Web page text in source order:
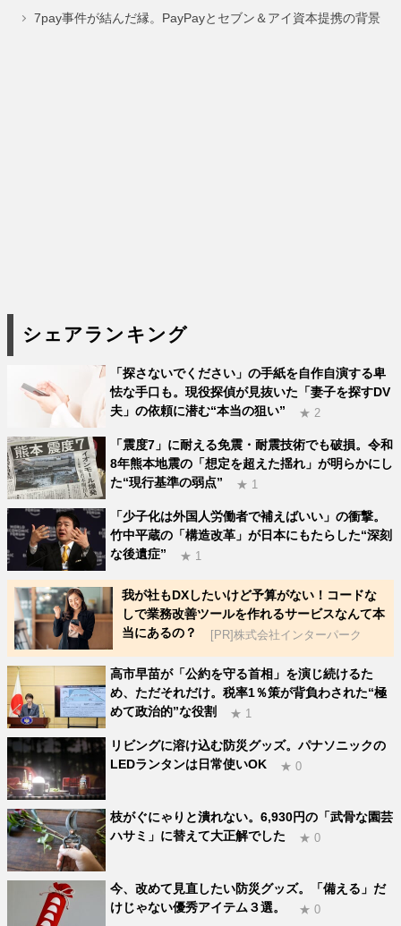
ジ
ジ
ジ
7pay事件が結んだ縁。PayPayとセブン＆アイ資本提携の背景
シェアランキング
「探さないでください」の手紙を自作自演する卑
怯な手口も。現役探偵が見抜いた「妻子を探すDV
夫」の依頼に潜む“本当の狙い”
★ 2
「震度7」に耐える免震・耐震技術でも破損。令和
8年熊本地震の「想定を超えた揺れ」が明らかにし
た“現行基準の弱点”
★ 1
「少子化は外国人労働者で補えばいい」の衝撃。
竹中平蔵の「構造改革」が日本にもたらした“深刻
な後遺症”
★ 1
我が社もDXしたいけど予算がない！コードな
しで業務改善ツールを作れるサービスなんて本
当にあるの？
[PR]株式会社インターパーク
高市早苗が「公約を守る首相」を演じ続けるた
め、ただそれだけ。税率1％策が背負わされた“極
めて政治的”な役割
★ 1
リビングに溶け込む防災グッズ。パナソニックの
LEDランタンは日常使いOK
★ 0
枝がぐにゃりと潰れない。6,930円の「武骨な園芸
ハサミ」に替えて大正解でした
★ 0
今、改めて見直したい防災グッズ。「備える」だ
けじゃない優秀アイテム３選。
★ 0